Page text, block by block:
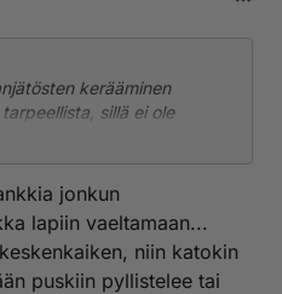
kerääminen
sillä ei ole
LAKI SE ON VOIMASSA
minua ärsyttää ihmiset jotka
noudattaa lakia! Varmasti
sen jäsenet saadaan
hyvällä tai pahalla!
jonkun
lapiin vaeltamaan...
niin katokin
puskiin pyllistelee tai